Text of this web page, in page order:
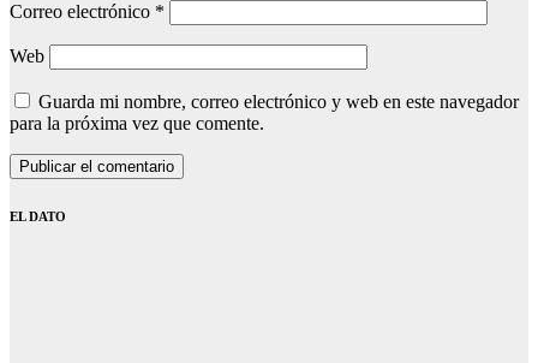
Correo electrónico *
Web
Guarda mi nombre, correo electrónico y web en este navegador
para la próxima vez que comente.
EL DATO